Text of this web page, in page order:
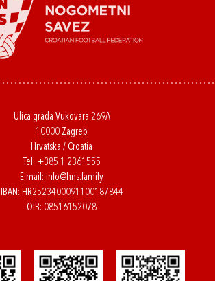
Ulica grada Vukovara 269A
10000 Zagreb
Hrvatska / Croatia
Tel: +385 1 2361555
E-mail: info@hns.family
IBAN: HR2523400091100187844
OIB: 08516152078